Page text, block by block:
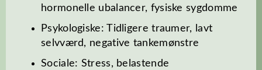
hormonelle ubalancer, fysiske sygdomme
Psykologiske: Tidligere traumer, lavt
selvværd, negative tankemønstre
Sociale: Stress, belastende